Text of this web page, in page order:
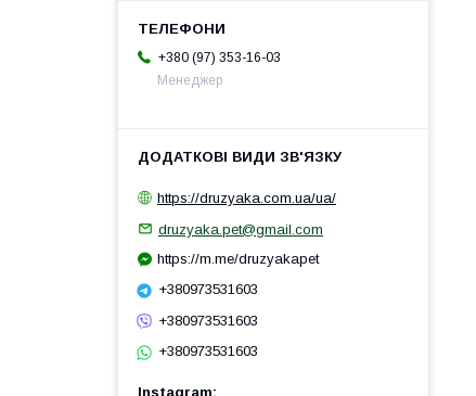
+380 (97) 353-16-03
Менеджер
https://druzyaka.com.ua/ua/
druzyaka.pet@gmail.com
https://m.me/druzyakapet
+380973531603
+380973531603
+380973531603
Instagram